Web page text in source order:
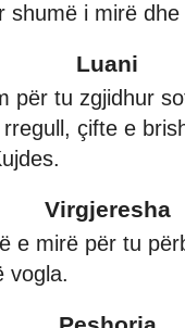
shumë i mirë dhe
Luani
për tu zgjidhur
çifte e
Virgjeresha
e mirë për tu
vogla.